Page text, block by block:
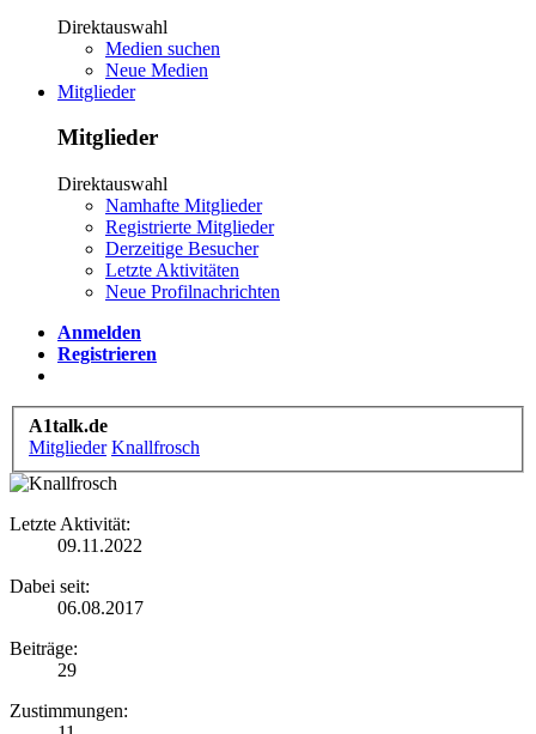
Direktauswahl
Medien suchen
Neue Medien
Mitglieder
Mitglieder
Direktauswahl
Namhafte Mitglieder
Registrierte Mitglieder
Derzeitige Besucher
Letzte Aktivitäten
Neue Profilnachrichten
Anmelden
Registrieren
A1talk.de
Mitglieder Knallfrosch
Letzte Aktivität:
09.11.2022
Dabei seit:
06.08.2017
Beiträge:
29
Zustimmungen: